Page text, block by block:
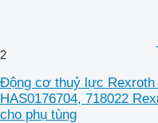
2
Động cơ thuỷ lực Rexroth
HAS0176704, 718022
cho phụ tùng